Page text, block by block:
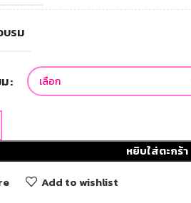
บรม
หยิบใส่ตะกร้า
Add to wishlist